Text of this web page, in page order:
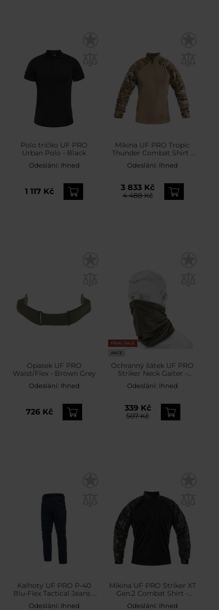
Polo tričko UF PRO
Urban Polo - Black
Odeslání: Ihned
1 117 Kč
Mikina UF PRO Tropic
Thunder Combat Shirt -
MultiCam
Odeslání: Ihned
3 833 Kč
4 488 Kč
Opasek UF PRO
Waist/Flex - Brown Grey
Odeslání: Ihned
726 Kč
FINAL SALE
AKCE
Ochranný šátek UF PRO
Striker Neck Gaiter -
Brown Grey
Odeslání: Ihned
339 Kč
507 Kč
Kalhoty UF PRO P-40
Blu-Flex Tactical Jeans -
Denim
Odeslání: Ihned
Mikina UF PRO Striker XT
Gen.2 Combat Shirt -
MultiCam Black
Odeslání: Ihned